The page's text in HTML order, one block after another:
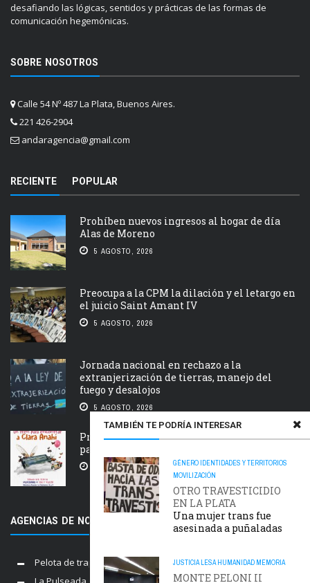
TAMBIÉN TE PODRÍA INTERESAR
GÉNERO IDENTIDADES Y TERRITORIOS
MOVILIZACIÓN
OTRO TRAVESTICIDIO
EN LA PLATA
Una mujer trans fue
asesinada a puñaladas
JUSTICIA LESA HUMANIDAD MEMORIA
MONTE PELONI II
desafiando las lógicas, sentidos y prácticas de las formas de
comunicación hegemónicas.
SOBRE NOSOTROS
Calle 54 Nº 487 La Plata, Buenos Aires.
221 426-2904
andaragencia@gmail.com
RECIENTE POPULAR
Prohíben nuevos ingresos al hogar de día
Alas de Moreno
5 AGOSTO, 2026
Preocupa a la CPM la dilación y el letargo en
el juicio Saint Amant IV
5 AGOSTO, 2026
Jornada nacional en rechazo a la
extranjerización de tierras, manejo del
fuego y desalojos
5 AGOSTO, 2026
Próxima estación: un tren de ida y vuelta
para Clara Anahí
5 AGOSTO, 2026
AGENCIAS DE NOTICIAS AMIGAS
Pelota de trapo